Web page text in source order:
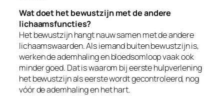
Wat doet het bewustzijn met de andere
lichaamsfuncties?
Het bewustzijn hangt nauw samen met de andere
lichaamswaarden. Als iemand buiten bewustzijn is,
werken de ademhaling en bloedsomloop vaak ook
minder goed. Dat is waarom bij eerste hulpverlening
het bewustzijn als eerste wordt gecontroleerd, nog
vóór de ademhaling en het hart.